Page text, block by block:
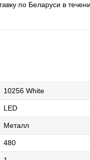
по Беларуси в
10256 White
LED
Металл
480